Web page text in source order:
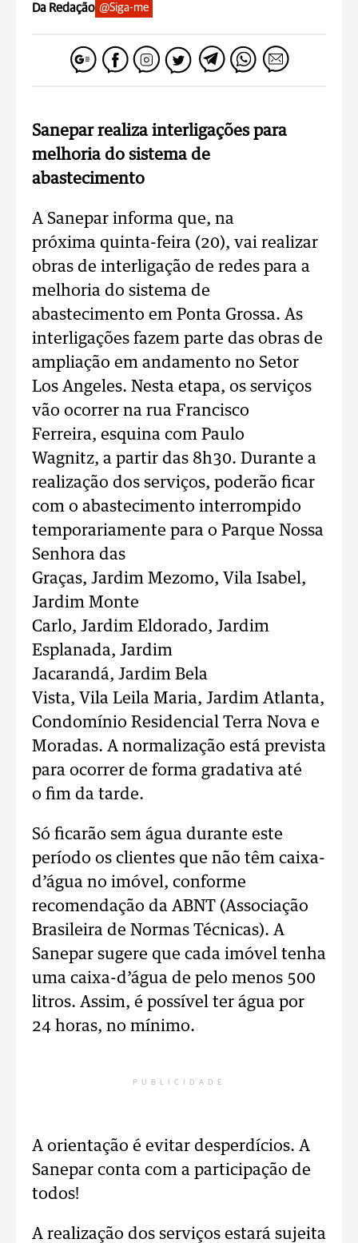
Da Redação @Siga-me
Sanepar realiza interligações para
melhoria do sistema de
abastecimento
A Sanepar informa que, na
próxima quinta-feira (20), vai realizar
obras de interligação de redes para a
melhoria do sistema de
abastecimento em Ponta Grossa. As
interligações fazem parte das obras de
ampliação em andamento no Setor
Los Angeles. Nesta etapa, os serviços
vão ocorrer na rua Francisco
Ferreira, esquina com Paulo
Wagnitz, a partir das 8h30. Durante a
realização dos serviços, poderão ficar
com o abastecimento interrompido
temporariamente para o Parque Nossa
Senhora das
Graças, Jardim Mezomo, Vila Isabel,
Jardim Monte
Carlo, Jardim Eldorado, Jardim
Esplanada, Jardim
Jacarandá, Jardim Bela
Vista, Vila Leila Maria, Jardim Atlanta,
Condomínio Residencial Terra Nova e
Moradas. A normalização está prevista
para ocorrer de forma gradativa até
o fim da tarde.
Só ficarão sem água durante este
período os clientes que não têm caixa-
d’água no imóvel, conforme
recomendação da ABNT (Associação
Brasileira de Normas Técnicas). A
Sanepar sugere que cada imóvel tenha
uma caixa-d’água de pelo menos 500
litros. Assim, é possível ter água por
24 horas, no mínimo.
PUBLICIDADE
A orientação é evitar desperdícios. A
Sanepar conta com a participação de
todos!
A realização dos serviços estará sujeita